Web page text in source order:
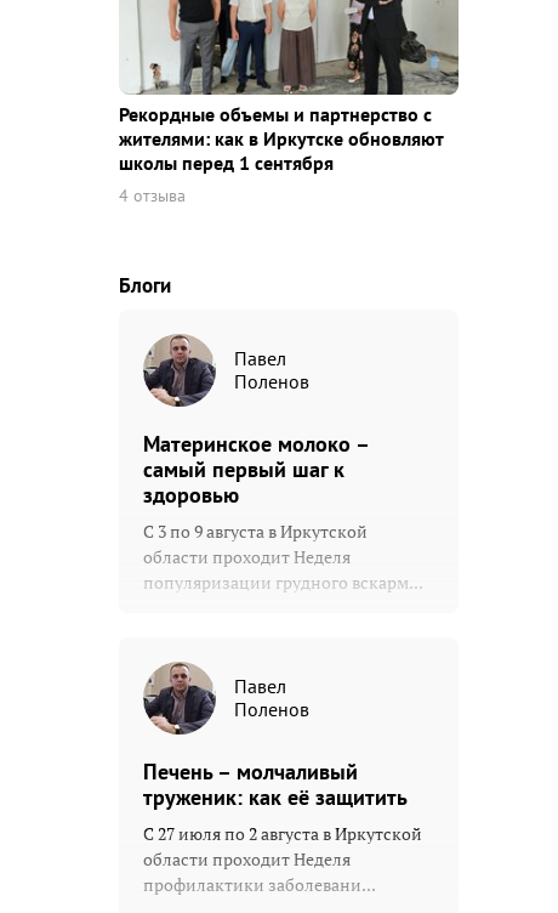
Рекордные объемы и партнерство с
жителями: как в Иркутске обновляют
школы перед 1 сентября
4 отзыва
Блоги
Павел
Поленов
Материнское молоко –
самый первый шаг к
здоровью
С 3 по 9 августа в Иркутской
области проходит Неделя
популяризации грудного вскарм...
Павел
Поленов
Печень – молчаливый
труженик: как её защитить
С 27 июля по 2 августа в Иркутской
области проходит Неделя
профилактики заболевани...